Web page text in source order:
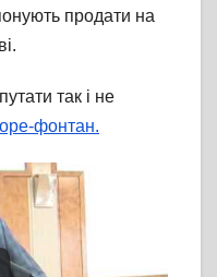
продати на
так і не
фонтан.